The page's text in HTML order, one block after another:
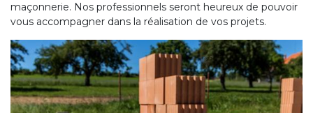
maçonnerie. Nos professionnels seront heureux de pouvoir
vous accompagner dans la réalisation de vos projets.